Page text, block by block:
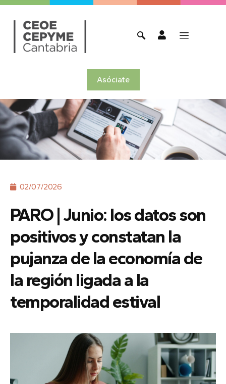
Asóciate
02/07/2026
PARO | Junio: los datos son
positivos y constatan la
pujanza de la economía de
la región ligada a la
temporalidad estival